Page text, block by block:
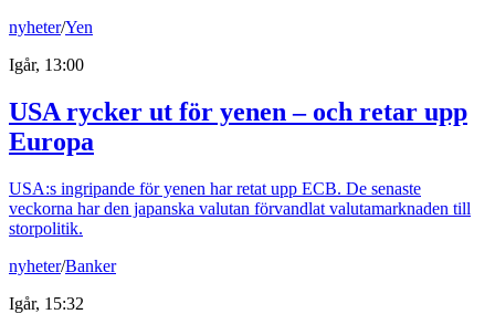
nyheter/Yen
Igår, 13:00
USA rycker ut för yenen – och retar upp
Europa
USA:s ingripande för yenen har retat upp ECB. De senaste
veckorna har den japanska valutan förvandlat valutamarknaden till
storpolitik.
nyheter/Banker
Igår, 15:32